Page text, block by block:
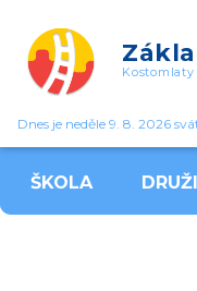
Kostomlaty
Dnes je neděle 9. 8. 2026
ŠKOLA